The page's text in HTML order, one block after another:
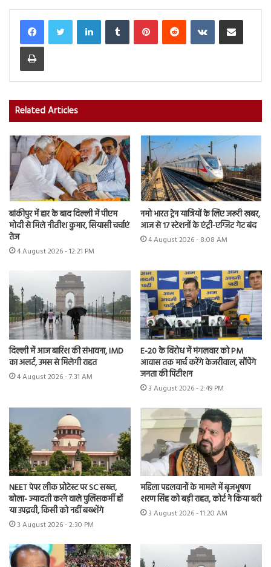
LinkedInTumblr PinterestReddit VKontakteShare via Email
Print
Related Articles
बांकीपुर में हार के बाद दिल्ली में पीएम
मोदी से मिले नीतीश कुमार, सियासी चर्चाएं
तेज
4 August 2026 - 12:21 PM
नमो भारत ट्रेन यात्रियों के लिए जरूरी खबर,
आज से 17 स्टेशनों के एंट्री-एग्जिट गेट बंद
4 August 2026 - 8:08 AM
दिल्ली में आज बारिश की संभावना, IMD
का अलर्ट, उमस से मिलेगी राहत
4 August 2026 - 7:31 AM
E-20 के विरोध में मंगलवार को PM
आवास तक मार्च करेंगे केजरीवाल, सौंपेंगे
जनता की पिटीशन
3 August 2026 - 2:49 PM
NEET पेपर लीक प्रोटेस्ट पर SC सख्त,
बोला- ज्यादती करने वाले पुलिसकर्मी हों
या उपद्रवी, किसी को नहीं बख्शेंगे
3 August 2026 - 2:30 PM
महिला पहलवानों के मामले में बृजभूषण
शरण सिंह को बड़ी राहत, कोर्ट ने किया बरी
3 August 2026 - 11:20 AM